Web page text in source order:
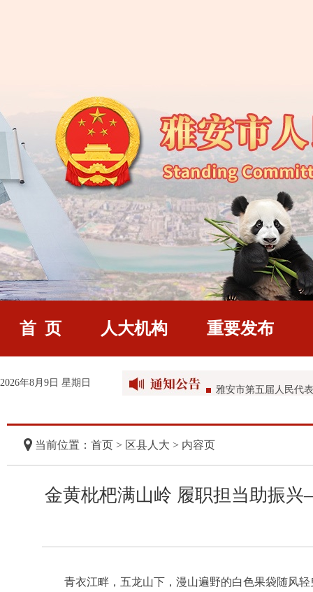
首 页 人大机构 重要发布
2026年8月9日 星期日
雅安市人大常委会办
雅安市人民代表大会
雅安市人民代表大会
雅安市第五届人民代
雅安市第五届人民代
雅安市第五届人民代
当前位置：首页 > 区县人大 > 内容页
金黄枇杷满山岭 履职担当助振
青衣江畔，五龙山下，漫山遍野的白色果袋随风